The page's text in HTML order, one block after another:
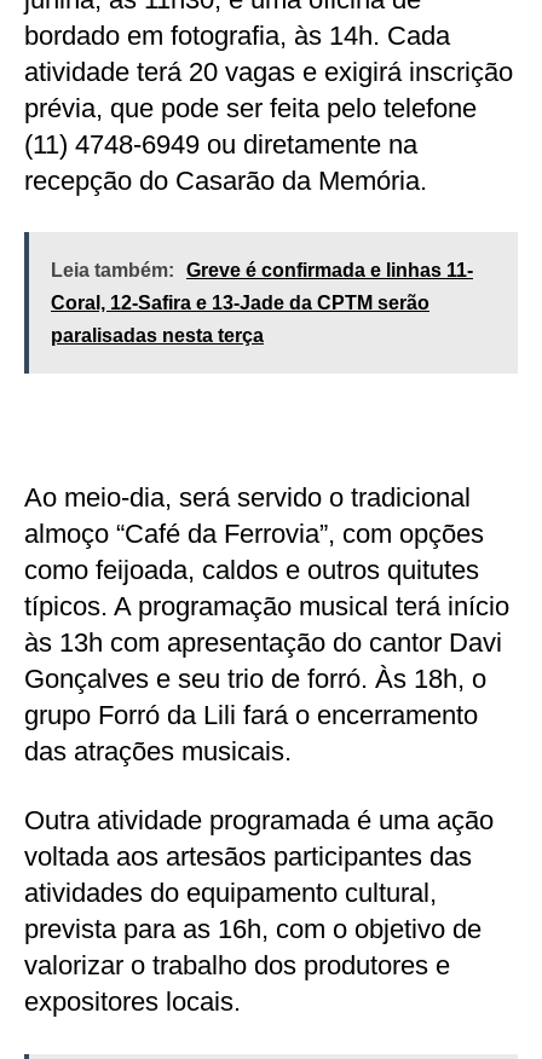
bordado em fotografia, às 14h. Cada
atividade terá 20 vagas e exigirá inscrição
prévia, que pode ser feita pelo telefone
(11) 4748-6949 ou diretamente na
recepção do Casarão da Memória.
Leia também:
Greve é confirmada e linhas 11-
Coral, 12-Safira e 13-Jade da CPTM serão
paralisadas nesta terça
Ao meio-dia, será servido o tradicional
almoço “Café da Ferrovia”, com opções
como feijoada, caldos e outros quitutes
típicos. A programação musical terá início
às 13h com apresentação do cantor Davi
Gonçalves e seu trio de forró. Às 18h, o
grupo Forró da Lili fará o encerramento
das atrações musicais.
Outra atividade programada é uma ação
voltada aos artesãos participantes das
atividades do equipamento cultural,
prevista para as 16h, com o objetivo de
valorizar o trabalho dos produtores e
expositores locais.